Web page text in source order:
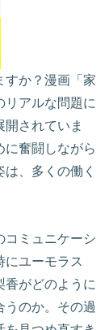
すか？漫画「家
リアルな問題に
されていま
に奮闘しながら
、多くの働く
コミュニケーシ
にユーモラス
香がどのように
うのか。その過